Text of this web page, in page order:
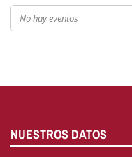
No hay eventos
NUESTROS DATOS